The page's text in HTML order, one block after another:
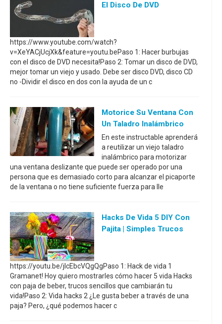
El Disco De DVD
https://www.youtube.com/watch?
v=XeYACjUcjXk&feature=youtu.bePaso 1: Hacer burbujas
con el disco de DVD necesita!Paso 2: Tomar un disco de DVD,
mejor tomar un viejo y usado. Debe ser disco DVD, disco CD
no -Dividir el disco en dos con la ayuda de un c
Motorice Su Ventana Con
Un Taladro Inalámbrico
En este instructable aprenderá
a reutilizar un viejo taladro
inalámbrico para motorizar
una ventana deslizante que puede ser operado por una
persona que es demasiado corto para alcanzar el picaporte
de la ventana o no tiene suficiente fuerza para lle
Hacks De Vida 5 DIY Con
Pajita | Simples Trucos
https://youtu.be/jIcEbcVQgQgPaso 1: Hack de vida 1
Gramanet! Hoy quiero mostrarles cómo hacer 5 vida Hacks
con paja de beber, trucos sencillos que cambiarán tu
vida!Paso 2: Vida hacks 2 ¿Le gusta beber a través de una
paja? Pero, ¿qué podemos hacer c